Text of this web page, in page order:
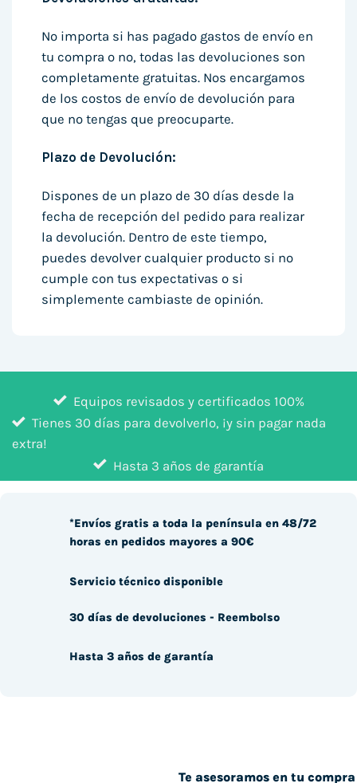
No importa si has pagado gastos de envío en
tu compra o no, todas las devoluciones son
completamente gratuitas. Nos encargamos
de los costos de envío de devolución para
que no tengas que preocuparte.
Plazo de Devolución:
Dispones de un plazo de 30 días desde la
fecha de recepción del pedido para realizar
la devolución. Dentro de este tiempo,
puedes devolver cualquier producto si no
cumple con tus expectativas o si
simplemente cambiaste de opinión.
Equipos revisados y certificados 100%
Tienes 30 días para devolverlo, ¡y sin pagar nada
extra!
Hasta 3 años de garantía
Te asesoramos en tu compra
*Envíos gratis a toda la península en 48/72
horas en pedidos mayores a 90€
Servicio técnico disponible
30 días de devoluciones - Reembolso
Hasta 3 años de garantía